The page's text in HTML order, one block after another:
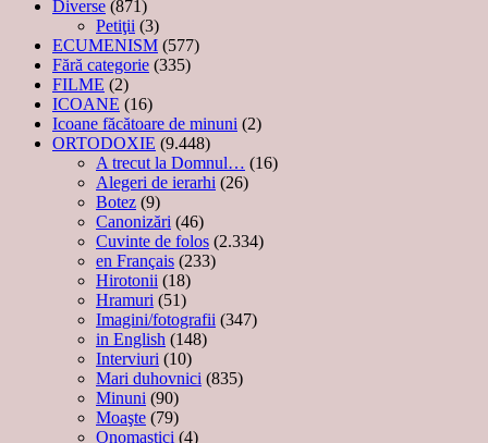
Diverse (871)
Petiţii (3)
ECUMENISM (577)
Fără categorie (335)
FILME (2)
ICOANE (16)
Icoane făcătoare de minuni (2)
ORTODOXIE (9.448)
A trecut la Domnul… (16)
Alegeri de ierarhi (26)
Botez (9)
Canonizări (46)
Cuvinte de folos (2.334)
en Français (233)
Hirotonii (18)
Hramuri (51)
Imagini/fotografii (347)
in English (148)
Interviuri (10)
Mari duhovnici (835)
Minuni (90)
Moaşte (79)
Onomastici (4)